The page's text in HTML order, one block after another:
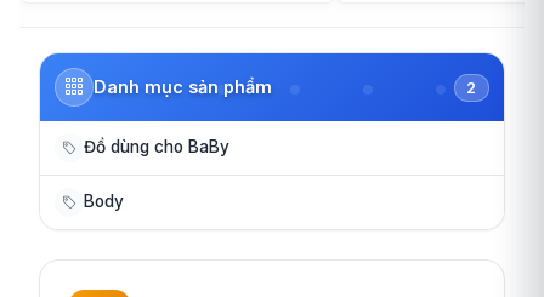
Danh mục sản phẩm 2
Đồ dùng cho BaBy
Body